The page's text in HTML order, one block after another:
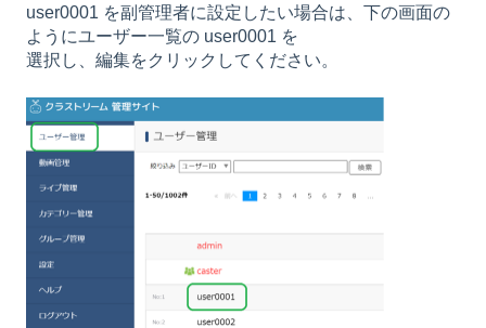
user0001 を副管理者に設定したい場合は、下の画面の
ようにユーザー一覧の user0001 を
選択し、編集をクリックしてください。